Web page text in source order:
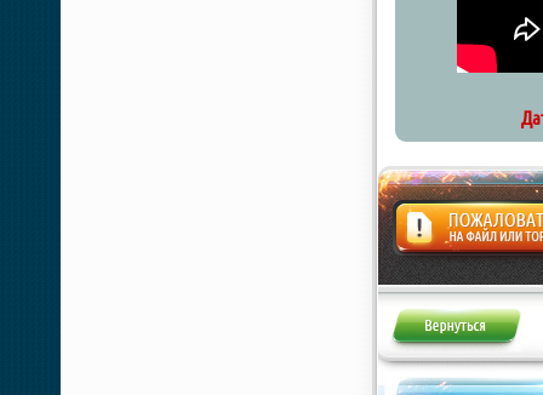
Жалоба